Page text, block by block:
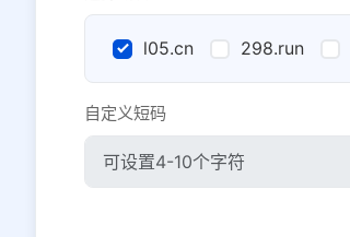
l05.cn 298.run
自定义短码